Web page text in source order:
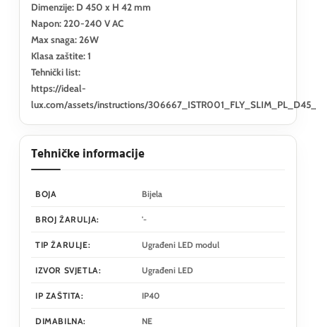
Dimenzije: D 450 x H 42 mm
Napon: 220-240 V AC
Max snaga: 26W
Klasa zaštite: 1
Tehnički list:
https://ideal-
lux.com/assets/instructions/
Tehničke informacije
BOJA Bijela
BROJ ŽARULJA: '-
TIP ŽARULJE: Ugrađeni LED modul
IZVOR SVJETLA: Ugrađeni LED
IP ZAŠTITA: IP40
DIMABILNA: NE